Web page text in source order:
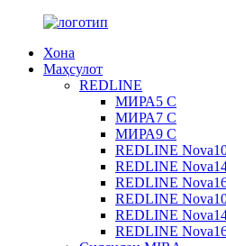
Хона
Маҳсулот
REDLINE
МИРА5 С
МИРА7 С
МИРА9 С
REDLINE
REDLINE
REDLINE
REDLINE
REDLINE
REDLINE